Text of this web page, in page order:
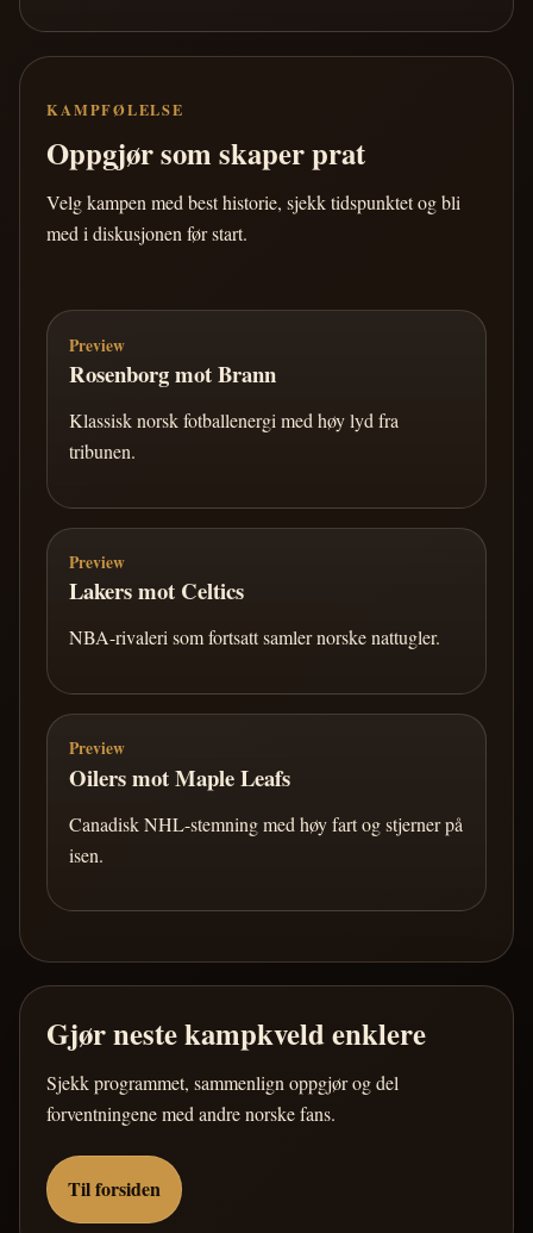
KAMPFØLELSE
Oppgjør som skaper prat
Velg kampen med best historie, sjekk tidspunktet og bli
med i diskusjonen før start.
Preview
Rosenborg mot Brann
Klassisk norsk fotballenergi med høy lyd fra
tribunen.
Preview
Lakers mot Celtics
NBA-rivaleri som fortsatt samler norske nattugler.
Preview
Oilers mot Maple Leafs
Canadisk NHL-stemning med høy fart og stjerner på
isen.
Gjør neste kampkveld enklere
Sjekk programmet, sammenlign oppgjør og del
forventningene med andre norske fans.
Til forsiden